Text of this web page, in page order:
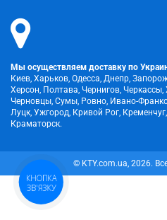
Мы осуществляем доставку по
Киев, Харьков, Одесса, Днепр,
Херсон, Полтава, Чернигов,
Черновцы, Сумы, Ровно, Ивано-
Луцк, Ужгород, Кривой Рог,
Краматорск.
© KTY.com.ua, 2026.
КНОПКА
ЗВ'ЯЗКУ